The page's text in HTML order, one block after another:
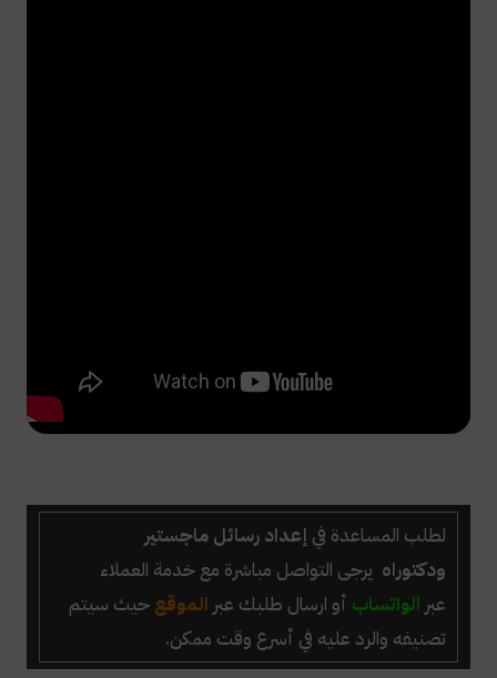
لطلب المساعدة في إعداد رسائل ماجستير
ودكتوراه يرجى التواصل مباشرة مع خدمة العملاء
عبر الواتساب أو ارسال طلبك عبر الموقع حيث سيتم
تصنيفه والرد عليه في أسرع وقت ممكن.